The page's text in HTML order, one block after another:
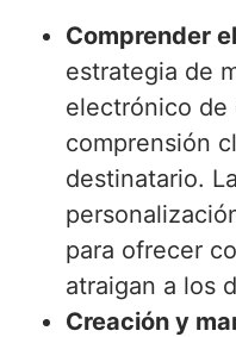
Comprender el
estrategia de
electrónico de
comprensión
destinatario.
para ofrecer
atraigan a los
Creación y